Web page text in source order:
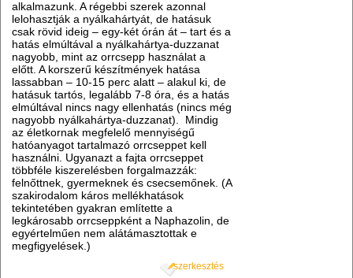
alkalmazunk. A régebbi szerek azonnal
lelohasztják a nyálkahártyát, de hatásuk
csak rövid ideig – egy-két órán át – tart és a
hatás elmúltával a nyálkahártya-duzzanat
nagyobb, mint az orrcsepp használat a
előtt. A korszerű készítmények hatása
lassabban – 10-15 perc alatt – alakul ki, de
hatásuk tartós, legalább 7-8 óra, és a hatás
elmúltával nincs nagy ellenhatás (nincs még
nagyobb nyálkahártya-duzzanat). Mindig
az életkornak megfelelő mennyiségű
hatóanyagot tartalmazó orrcseppet kell
használni. Ugyanazt a fajta orrcseppet
többféle kiszerelésben forgalmazzák:
felnőttnek, gyermeknek és csecsemőnek. (A
szakirodalom káros mellékhatások
tekintetében gyakran említette a
legkárosabb orrcseppként a Naphazolin, de
egyértelműen nem alátámasztottak e
megfigyelések.)
szerkesztés